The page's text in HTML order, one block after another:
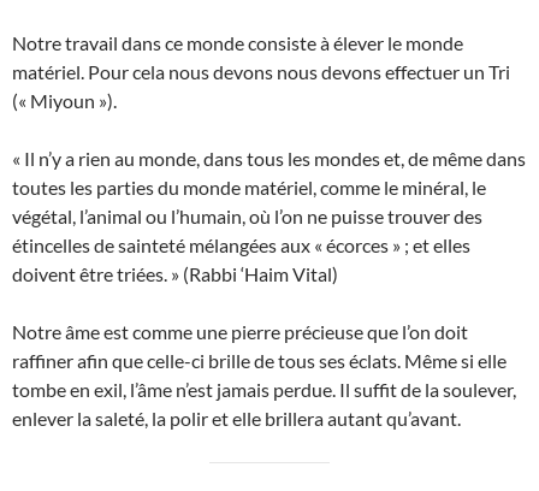
Notre travail dans ce monde consiste à élever le monde
matériel. Pour cela nous devons nous devons effectuer un Tri
(« Miyoun »).
« Il n’y a rien au monde, dans tous les mondes et, de même dans
toutes les parties du monde matériel, comme le minéral, le
végétal, l’animal ou l’humain, où l’on ne puisse trouver des
étincelles de sainteté mélangées aux « écorces » ; et elles
doivent être triées. » (Rabbi ‘Haim Vital)
Notre âme est comme une pierre précieuse que l’on doit
raffiner afin que celle-ci brille de tous ses éclats. Même si elle
tombe en exil, l’âme n’est jamais perdue. Il suffit de la soulever,
enlever la saleté, la polir et elle brillera autant qu’avant.